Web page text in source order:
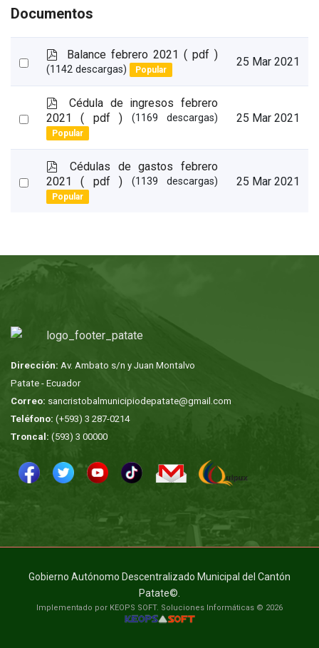
Documentos
Select
p
d
Balance febrero 2021 ( pdf )
(1142 descargas) Popular
25 Mar 2021
Select
p
d
f
Cédula de ingresos febrero
2021
( pdf ) (1169 descargas)
Popular
25 Mar 2021
Select
p
d
f
Cédulas de gastos febrero
2021
( pdf ) (1139 descargas)
Popular
25 Mar 2021
Dirección: Av. Ambato s/n y Juan Montalvo
Patate - Ecuador
Correo: sancristobalmunicipiodepatate@gmail.com
Teléfono: (+593) 3 287-0214
Troncal: (593) 3 00000
Gobierno Autónomo Descentralizado Municipal del Cantón
Patate©.
Implementado por KEOPS SOFT. Soluciones Informáticas © 2026